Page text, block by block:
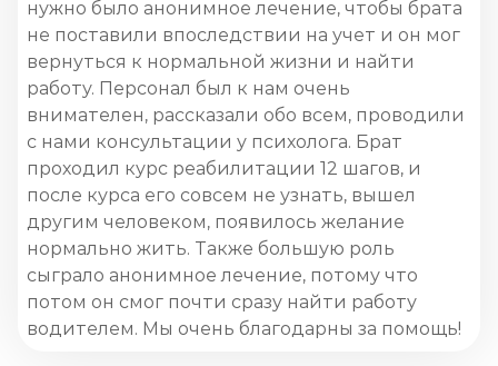
нужно было анонимное лечение, чтобы брата
не поставили впоследствии на учет и он мог
вернуться к нормальной жизни и найти
работу. Персонал был к нам очень
внимателен, рассказали обо всем, проводили
с нами консультации у психолога. Брат
проходил курс реабилитации 12 шагов, и
после курса его совсем не узнать, вышел
другим человеком, появилось желание
нормально жить. Также большую роль
сыграло анонимное лечение, потому что
потом он смог почти сразу найти работу
водителем. Мы очень благодарны за помощь!